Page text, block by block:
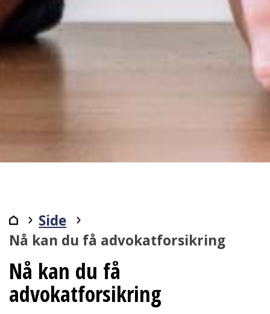
Side
Nå kan du få advokatforsikring
Nå kan du få
advokatforsikring